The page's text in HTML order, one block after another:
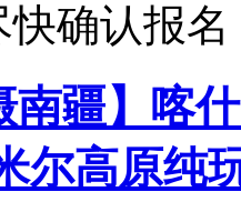
快确认报
南疆】喀
尔高原纯